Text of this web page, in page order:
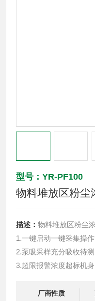
型号：YR-PF100
物料堆放区粉尘
描述：物料堆放区粉尘
1.一键启动一键采集操
2.泵吸采样充分吸收待
3.超限报警浓度超标机
5.数据存储20000条历
厂商性质